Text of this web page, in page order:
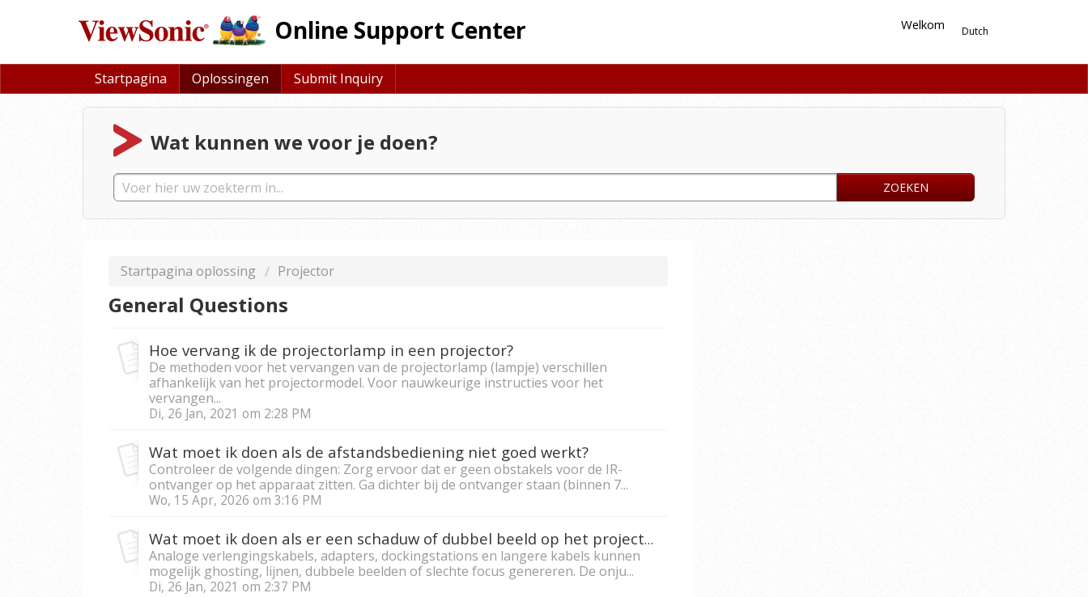
Online Support Center Dutch
Welkom
Startpagina Oplossingen Submit Inquiry
Wat kunnen we voor je doen?
ZOEKEN
Startpagina oplossing Projector
General Questions
Hoe vervang ik de projectorlamp in een projector?
De methoden voor het vervangen van de projectorlamp (lampje) verschillen
afhankelijk van het projectormodel. Voor nauwkeurige instructies voor het
vervangen...
Di, 26 Jan, 2021 om 2:28 PM
Wat moet ik doen als de afstandsbediening niet goed werkt?
Controleer de volgende dingen: Zorg ervoor dat er geen obstakels voor de IR-
ontvanger op het apparaat zitten. Ga dichter bij de ontvanger staan (binnen 7...
Wo, 15 Apr, 2026 om 3:16 PM
Wat moet ik doen als er een schaduw of dubbel beeld op het projectorscherm verschijnt?
Analoge verlengingskabels, adapters, dockingstations en langere kabels kunnen
mogelijk ghosting, lijnen, dubbele beelden of slechte focus genereren. De onju...
Di, 26 Jan, 2021 om 2:37 PM